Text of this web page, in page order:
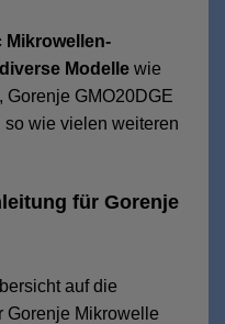
Mikrowellen-
Modelle wie
Gorenje GMO20DGE
wie vielen weiteren
für Gorenje
auf die
Gorenje Mikrowelle